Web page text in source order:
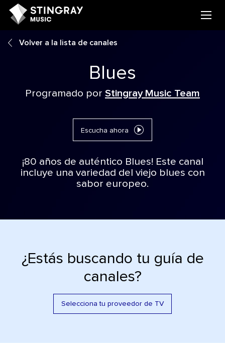
Volver a la lista de canales
Blues
Programado por Stingray Music Team
Escucha ahora
¡80 años de auténtico Blues! Este canal
incluye una variedad del viejo blues con
sabor europeo.
¿Estás buscando tu guía de
canales?
Selecciona tu proveedor de TV